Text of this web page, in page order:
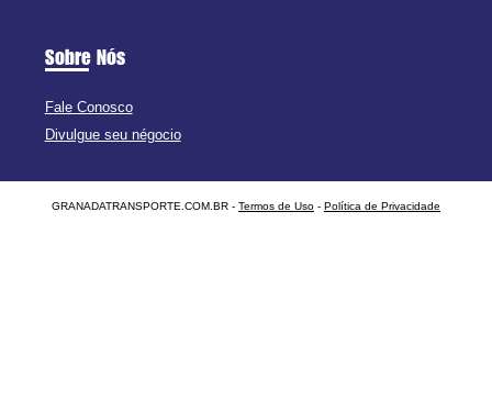
Sobre Nós
Fale Conosco
Divulgue seu négocio
GRANADATRANSPORTE.COM.BR - Termos de Uso - Política de Privacidade